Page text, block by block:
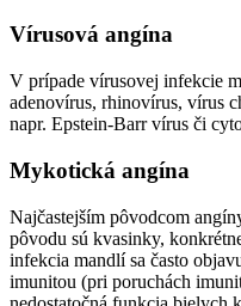
Vírusová angína
V prípade vírusovej infekcie
adenovírus, rhinovírus, vírus
napr. Epstein-Barr vírus či
Mykotická angína
Najčastejším pôvodcom
pôvodu sú kvasinky,
infekcia mandlí sa často
imunitou (pri poruchách